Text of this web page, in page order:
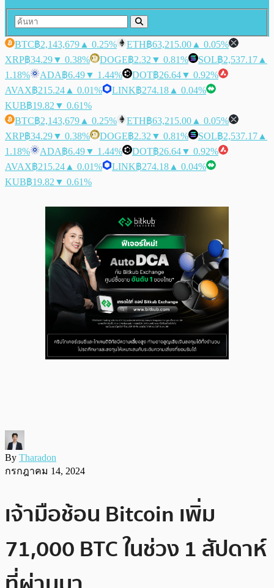
BTC฿2,143,679 ▲ 0.25% ETH฿63,215.00 ▲ 0.05%
XRP฿34.29▼ 0.38% DOGE฿2.32 ▼ 0.81% SOL฿2,537.17 ▲
1.18%
ADA฿6.49▼ 1.44% DOT฿26.64▼ 0.92%
AVAX฿215.24 ▲ 0.01% LINK฿274.18 ▲ 0.04%
KUB฿19.82 ▼ 0.61%
BTC฿2,143,679 ▲ 0.25% ETH฿63,215.00 ▲ 0.05%
XRP฿34.29▼ 0.38% DOGE฿2.32 ▼ 0.81% SOL฿2,537.17 ▲
1.18%
ADA฿6.49▼ 1.44% DOT฿26.64▼ 0.92%
AVAX฿215.24 ▲ 0.01% LINK฿274.18 ▲ 0.04%
KUB฿19.82 ▼ 0.61%
By Tharadon
กรกฎาคม 14, 2024
เจ้ามือช้อน Bitcoin เพิ่ม
71,000 BTC ในช่วง 1 สัปดาห์